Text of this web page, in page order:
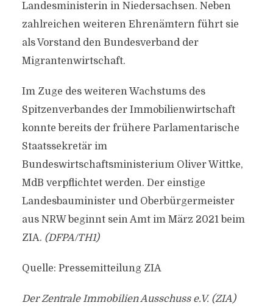
Landesministerin in Niedersachsen. Neben
zahlreichen weiteren Ehrenämtern führt sie
als Vorstand den Bundesverband der
Migrantenwirtschaft.
Im Zuge des weiteren Wachstums des
Spitzenverbandes der Immobilienwirtschaft
konnte bereits der frühere Parlamentarische
Staatssekretär im
Bundeswirtschaftsministerium Oliver Wittke,
MdB verpflichtet werden. Der einstige
Landesbauminister und Oberbürgermeister
aus NRW beginnt sein Amt im März 2021 beim
ZIA. (DFPA/TH1)
Quelle: Pressemitteilung ZIA
Der Zentrale Immobilien Ausschuss e.V. (ZIA)